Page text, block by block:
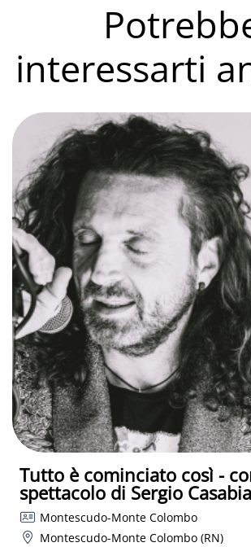
interessarti
Tutto è cominciato così -
spettacolo di Sergio
Montescudo-Monte Colombo
Montescudo-Monte Colombo (RN)